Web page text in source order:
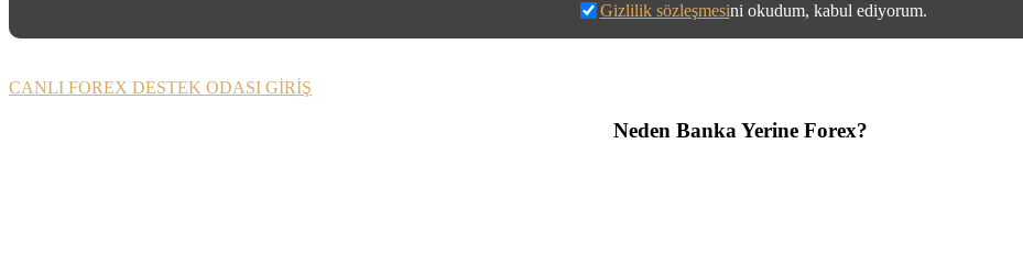
Gizlilik sözleşmesini okudum, kabul ediyorum.
CANLI FOREX DESTEK ODASI GİRİŞ
Neden Banka Yerine Forex?